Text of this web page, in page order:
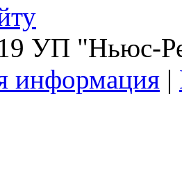
УП "Ньюс-
информация |